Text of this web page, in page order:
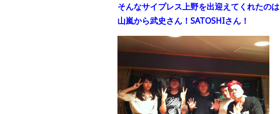
そんなサイプレス上野を出迎えてくれたのは
山嵐から武史さん！SATOSHIさん！